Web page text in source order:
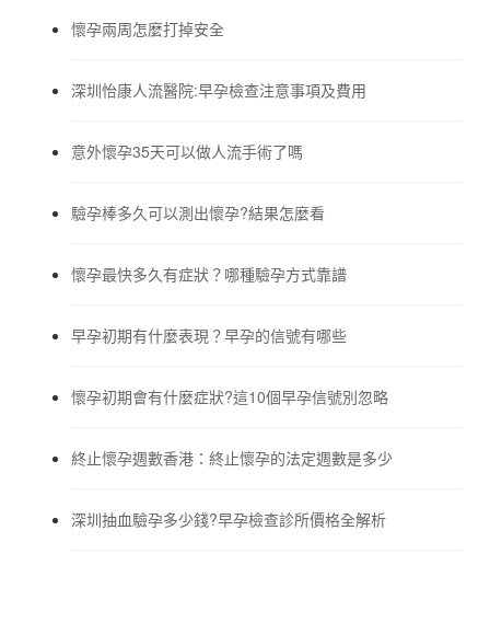
懷孕兩周怎麼打掉安全
深圳怡康人流醫院:早孕檢查注意事項及費用
意外懷孕35天可以做人流手術了嗎
驗孕棒多久可以測出懷孕?結果怎麼看
懷孕最快多久有症狀？哪種驗孕方式靠譜
早孕初期有什麼表現？早孕的信號有哪些
懷孕初期會有什麼症狀?這10個早孕信號別忽略
終止懷孕週數香港：終止懷孕的法定週數是多少
深圳抽血驗孕多少錢?早孕檢查診所價格全解析